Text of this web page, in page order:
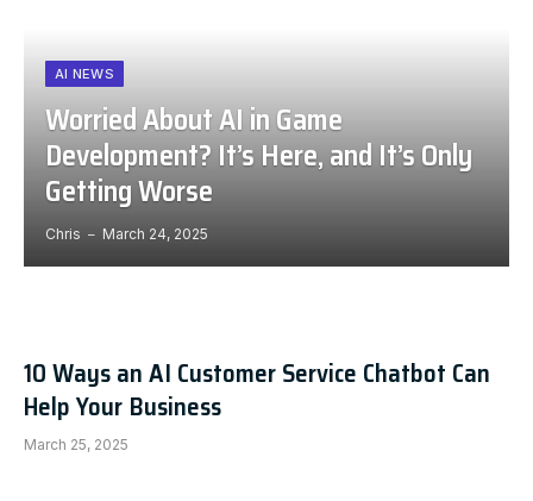
AI NEWS
Worried About AI in Game
Development? It’s Here, and It’s Only
Getting Worse
Chris March 24, 2025
10 Ways an AI Customer Service Chatbot Can
Help Your Business
March 25, 2025